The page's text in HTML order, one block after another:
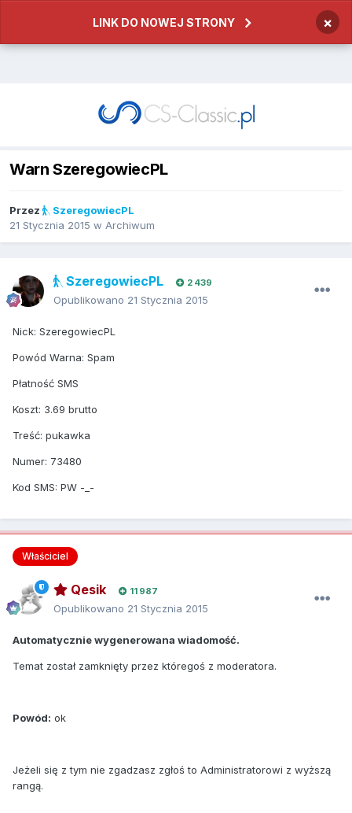
LINK DO NOWEJ STRONY ×
Warn SzeregowiecPL
Przez
SzeregowiecPL
21 Stycznia 2015 w Archiwum
SzeregowiecPL 2 439
Opublikowano 21 Stycznia 2015
Nick: SzeregowiecPL
Powód Warna: Spam
Płatność SMS
Koszt: 3.69 brutto
Treść: pukawka
Numer: 73480
Kod SMS: PW -_-
Właściciel
Qesik 11 987
Opublikowano 21 Stycznia 2015
Automatycznie wygenerowana wiadomość.
Temat został zamknięty przez któregoś z moderatora.
Powód: ok
Jeżeli się z tym nie zgadzasz zgłoś to Administratorowi z wyższą
rangą.